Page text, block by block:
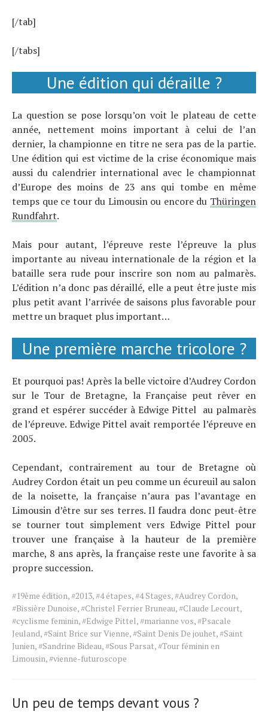
[/tab]
[/tabs]
Une édition qui déraille ?
La question se pose lorsqu’on voit le plateau de cette
année, nettement moins important à celui de l’an
dernier, la championne en titre ne sera pas de la partie.
Une édition qui est victime de la crise économique mais
aussi du calendrier international avec le championnat
d’Europe des moins de 23 ans qui tombe en même
temps que ce tour du Limousin ou encore du Thüringen
Rundfahrt.
Mais pour autant, l’épreuve reste l’épreuve la plus
importante au niveau internationale de la région et la
bataille sera rude pour inscrire son nom au palmarès.
L’édition n’a donc pas déraillé, elle a peut être juste mis
plus petit avant l’arrivée de saisons plus favorable pour
mettre un braquet plus important…
Une première marche tricolore ?
Et pourquoi pas! Après la belle victoire d’Audrey Cordon
sur le Tour de Bretagne, la Française peut rêver en
grand et espérer succéder à Edwige Pittel au palmarès
de l’épreuve. Edwige Pittel avait remportée l’épreuve en
2005.
Cependant, contrairement au tour de Bretagne où
Audrey Cordon était un peu comme un écureuil au salon
de la noisette, la française n’aura pas l’avantage en
Limousin d’être sur ses terres. Il faudra donc peut-être
se tourner tout simplement vers Edwige Pittel pour
trouver une française à la hauteur de la première
marche, 8 ans après, la française reste une favorite à sa
propre succession.
Tags
for
the
article.
#19ème édition,#2013,#4 étapes,#4 Stages,#Audrey Cordon,
#Bissière Dunoise,#Christel Ferrier Bruneau,#Claude Lecourt,
#cyclisme feminin,#Edwige Pittel,#marianne vos,#Psacale
Jeuland,#Saint Brice sur Vienne,#Saint Denis De jouhet,#Saint
Junien,#Sandrine Bideau,#Sous Parsat,#Tour féminin en
Limousin,#vienne-futuroscope
Un peu de temps devant vous ?